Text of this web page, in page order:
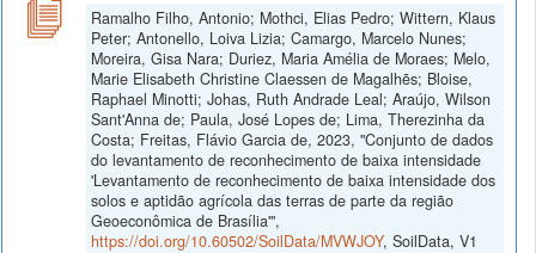
Ramalho Filho, Antonio; Mothci, Elias Pedro; Wittern, Klaus
Peter; Antonello, Loiva Lizia; Camargo, Marcelo Nunes;
Moreira, Gisa Nara; Duriez, Maria Amélia de Moraes; Melo,
Marie Elisabeth Christine Claessen de Magalhẽs; Bloise,
Raphael Minotti; Johas, Ruth Andrade Leal; Araújo, Wilson
Sant'Anna de; Paula, José Lopes de; Lima, Therezinha da
Costa; Freitas, Flávio Garcia de, 2023, "Conjunto de dados
do levantamento de reconhecimento de baixa intensidade
'Levantamento de reconhecimento de baixa intensidade dos
solos e aptidão agrícola das terras de parte da região
Geoeconômica de Brasília'",
https://doi.org/10.60502/SoilData/MVWJOY, SoilData, V1